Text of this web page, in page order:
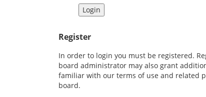
Register
In order to login you must be registered.
board administrator may also grant
familiar with our terms of use and related
board.